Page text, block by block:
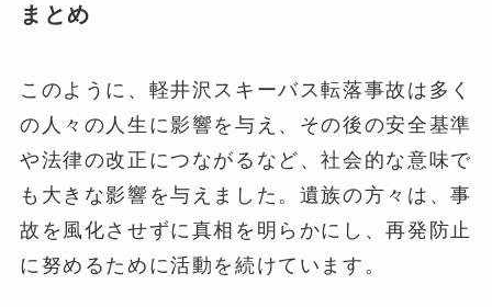
まとめ
このように、軽井沢スキーバス転落事故は多く
の人々の人生に影響を与え、その後の安全基準
や法律の改正につながるなど、社会的な意味で
も大きな影響を与えました。遺族の方々は、事
故を風化させずに真相を明らかにし、再発防止
に努めるために活動を続けています。